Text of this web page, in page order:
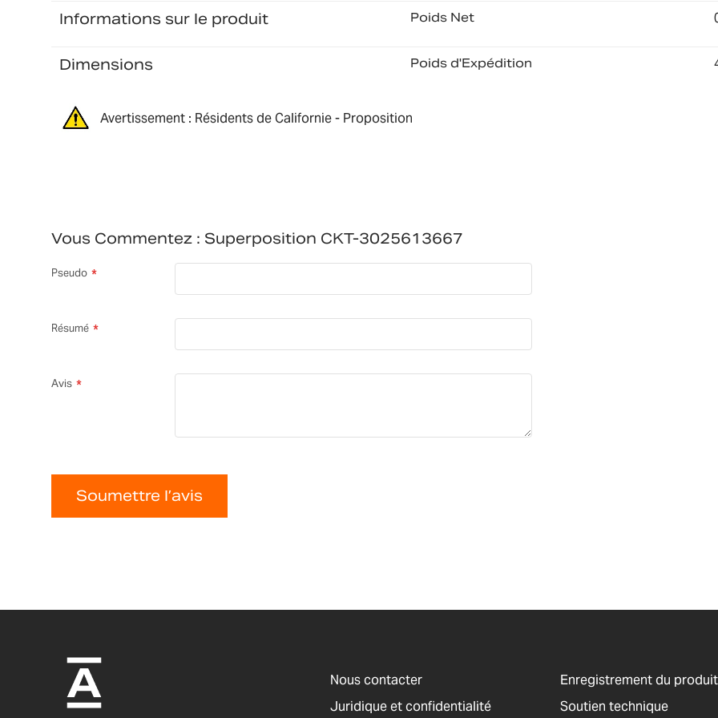
Informations sur le produit Poids Net
Dimensions Poids d'Expédition
Avertissement : Résidents de Californie - Proposition
Vous Commentez : Superposition CKT-3025613667
Pseudo
Résumé
Avis
Soumettre l’avis
Nous contacter
Juridique et confidentialité
Enregistrement du produit
Soutien technique